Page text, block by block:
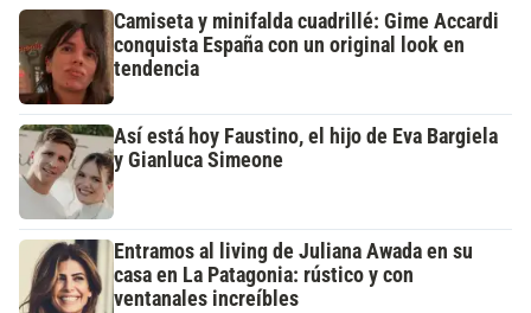
Camiseta y minifalda cuadrillé: Gime Accardi
conquista España con un original look en
tendencia
Así está hoy Faustino, el hijo de Eva Bargiela
y Gianluca Simeone
Entramos al living de Juliana Awada en su
casa en La Patagonia: rústico y con
ventanales increíbles